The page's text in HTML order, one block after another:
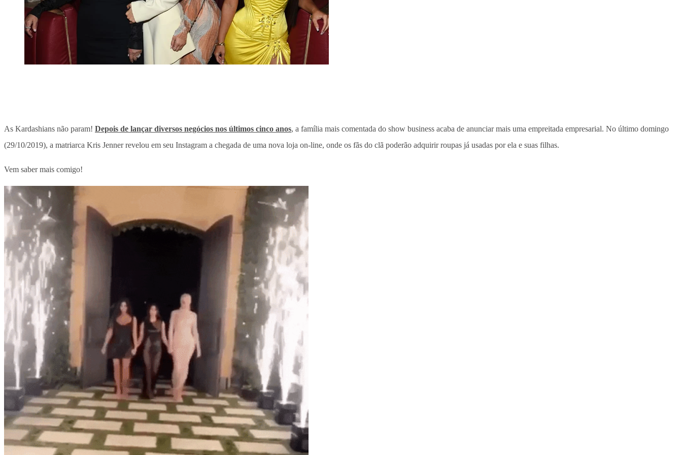
As Kardashians não param! Depois de lançar diversos negócios nos últimos cinco anos, a família mais comentada do show business acaba de anunciar mais uma empreitada empresarial. No último domingo
(29/10/2019), a matriarca Kris Jenner revelou em seu Instagram a chegada de uma nova loja on-line, onde os fãs do clã poderão adquirir roupas já usadas por ela e suas filhas.
Vem saber mais comigo!